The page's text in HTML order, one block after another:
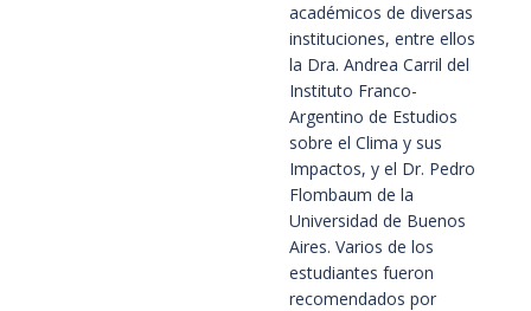
académicos de diversas
instituciones, entre ellos
la Dra. Andrea Carril del
Instituto Franco-
Argentino de Estudios
sobre el Clima y sus
Impactos, y el Dr. Pedro
Flombaum de la
Universidad de Buenos
Aires. Varios de los
estudiantes fueron
recomendados por